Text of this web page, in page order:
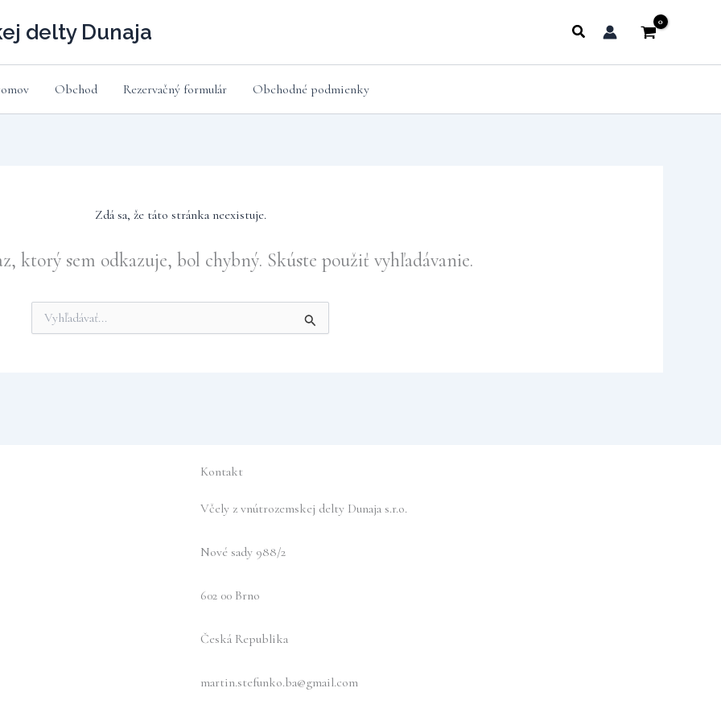
delty Dunaja Hľadať
Obchod Rezervačný formulár Obchodné podmienky
Zdá sa, že táto stránka neexistuje.
ktorý sem odkazuje, bol chybný. Skúste použiť vyhľadávanie.
Vyhľadať:
Kontakt
Včely z vnútrozemskej delty Dunaja s.r.o.
Nové sady 988/2
602 00 Brno
Česká Republika
martin.stefunko.ba@gmail.com